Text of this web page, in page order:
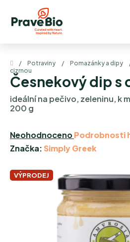
obsah
Domů
/ Potraviny / Pomazánky a dipy
cizrnou
Česnekový dip s
ideální na pečivo, zeleninu, k
200 g
Průměrné
hodnocení
je
NeohodnocenoPodrobnosti
Značka: Simply Greek
VÝPRODEJ